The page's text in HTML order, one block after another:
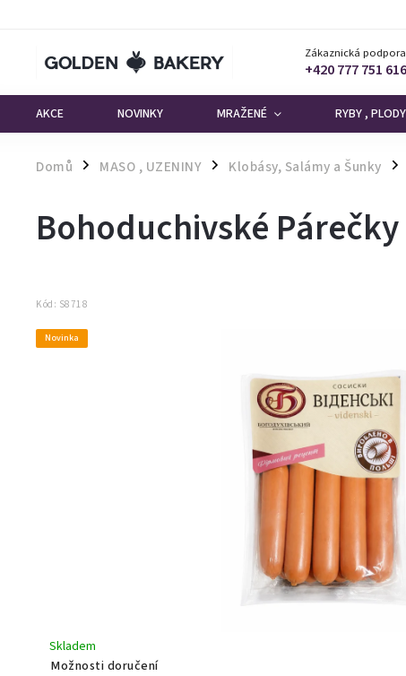
Zákaznická
+420 777 751 616
AKCE NOVINKY MRAŽENÉ RYBY ,
Domů / MASO , UZENINY / Klobásy, Salámy a Šunky /
Bohoduchivské
Kód: S8718
Novinka
Skladem
Možnosti doručení